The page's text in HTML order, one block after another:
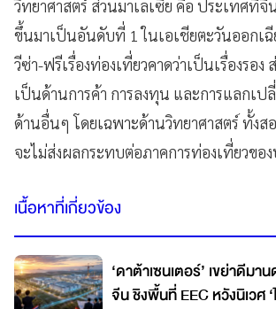
วิทยาศาสตร์ ส่วนมาเลเซีย คือ ประเทศที่จี
ขึ้นมาเป็นอันดับที่ 1 ในเอเชียตะวันออกเฉี
วีซ่า-ฟรีเรื่องท่องเที่ยวคาดว่าเป็นเรื่องรอง
เป็นด้านการค้า การลงทุน และการแลกเป
ด้านอื่นๆ โดยเฉพาะด้านวิทยาศาสตร์ ทั้งส
จะไม่ส่งผลกระทบต่อภาคการท่องเที่ยวขอ
เนื้อหาที่เกี่ยวข้อง
‘ดาต้าเซนเตอร์’ เขย่าดีมานด์ที่ดิน
จีน ชิงพื้นที่ EEC หวังนิเวศ